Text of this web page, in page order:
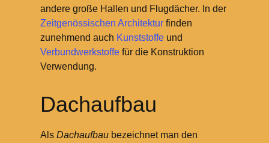
andere große Hallen und Flugdächer. In der
Zeitgenössischen Architekturfinden
zunehmend auch Kunststoffeund
Verbundwerkstoffefür die Konstruktion
Verwendung.
Dachaufbau
Als Dachaufbaubezeichnet man den